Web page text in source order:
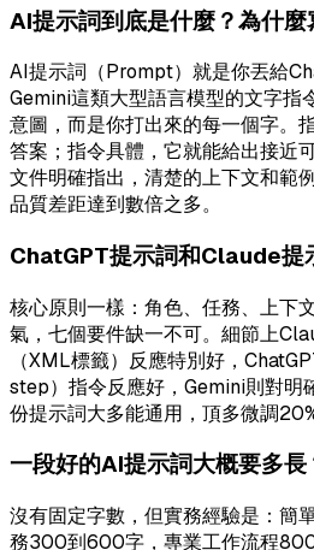
AI提示詞到底是什麼？為什麼
AI提示詞（Prompt）就是你丟給
Gemini這類大型語言模型的文字指
意圖，而是你打出來的每一個字。
答案；指令具體，它就能給出接近
文件明確指出，清楚的上下文和範
品質差距達到數倍之多。
ChatGPT提示詞和Claude提
核心原則一樣：角色、任務、上下
氣，七個要件缺一不可。細節上
（XML標籤）反應特別好，
step）指令反應好，Gemini則對明
份提示詞大多能通用，頂多微調20%
一段好的AI提示詞大概要多長
沒有固定字數，但實務經驗是：簡
務300到600字，專業工作流程